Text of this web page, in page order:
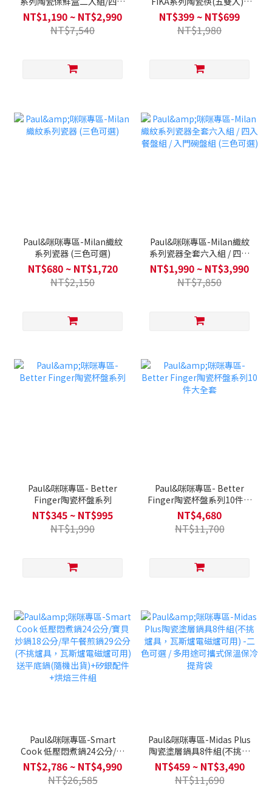
組/六入大全套-FIKA/奶茶粉
(2色任選)
NT$1,190 ~ NT$2,990
NT$7,540
陶瓷湯匙(五支入) / 陶瓷筷
+湯匙組
NT$399 ~ NT$699
NT$1,980
Paul&咪咪專區-Milan織紋
系列瓷器 (三色可選)
NT$680 ~ NT$1,720
NT$2,150
Paul&咪咪專區-Milan織紋
系列瓷器全套六入組 / 四入
餐盤組 / 入門碗盤組 (三色可
選)
NT$1,990 ~ NT$3,990
NT$7,850
Paul&咪咪專區- Better
Finger陶瓷杯盤系列
NT$345 ~ NT$995
NT$1,990
Paul&咪咪專區- Better
Finger陶瓷杯盤系列10件大
全套
NT$4,680
NT$11,700
Paul&咪咪專區-Smart
Cook 低壓悶煮鍋24公分/寶
貝炒鍋18公分/早午餐煎鍋
29公分(不挑爐具，瓦斯爐
電磁爐可用) 送平底鍋(隨機
NT$2,786 ~ NT$4,990
NT$26,585
Paul&咪咪專區-Midas Plus
陶瓷塗層鍋具8件組(不挑爐
具，瓦斯爐電磁爐可用) -二
色可選 / 多用途可攜式保溫
保冷提背袋
NT$459 ~ NT$3,490
NT$11,690